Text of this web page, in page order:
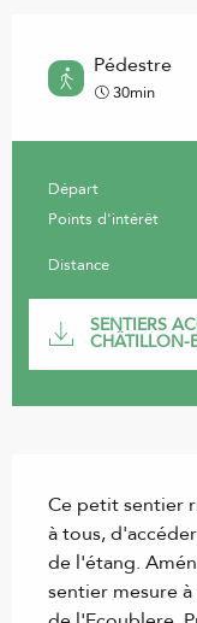
Pédestre
30min
Informations
Départ
Points d'intérêt
Distance
SENTIERS
CHÂTILLON-
Ce petit sentier
à tous,
de l'étang.
sentier mesure